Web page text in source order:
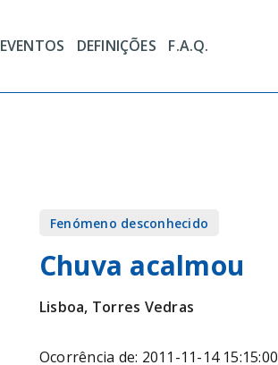
EVENTOS DEFINIÇÕES F.A.Q.
Fenómeno desconhecido
Chuva acalmou
Lisboa, Torres Vedras
Ocorrência de: 2011-11-14 15:15:00